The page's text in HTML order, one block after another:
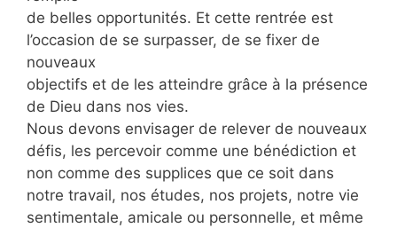
de belles opportunités. Et cette rentrée est
l’occasion de se surpasser, de se fixer de
nouveaux
objectifs et de les atteindre grâce à la présence
de Dieu dans nos vies.
Nous devons envisager de relever de nouveaux
défis, les percevoir comme une bénédiction et
non comme des supplices que ce soit dans
notre travail, nos études, nos projets, notre vie
sentimentale, amicale ou personnelle, et même